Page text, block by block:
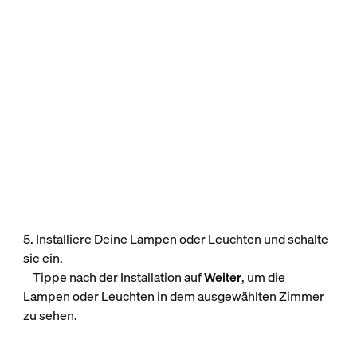
5. Installiere Deine Lampen oder Leuchten und schalte
sie ein.
Tippe nach der Installation aufWeiter, um die
Lampen oder Leuchten in dem ausgewählten Zimmer
zu sehen.